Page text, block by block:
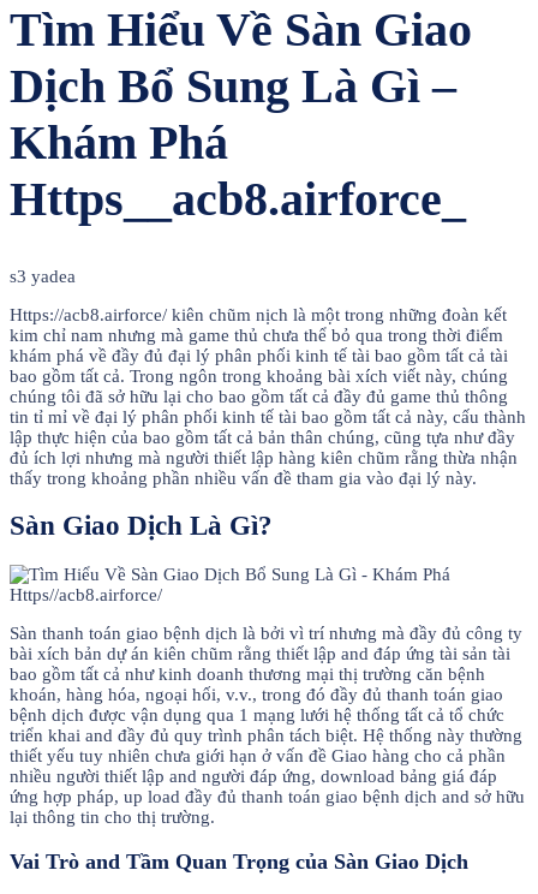
Tìm Hiểu Về Sàn Giao
Dịch Bổ Sung Là Gì –
Khám Phá
Https__acb8.airforce_
s3 yadea
Https://acb8.airforce/ kiên chũm nịch là một trong những đoàn kết
kim chỉ nam nhưng mà game thủ chưa thể bỏ qua trong thời điểm
khám phá về đầy đủ đại lý phân phối kinh tế tài bao gồm tất cả tài
bao gồm tất cả. Trong ngôn trong khoảng bài xích viết này, chúng
chúng tôi đã sở hữu lại cho bao gồm tất cả đầy đủ game thủ thông
tin tỉ mỉ về đại lý phân phối kinh tế tài bao gồm tất cả này, cấu thành
lập thực hiện của bao gồm tất cả bản thân chúng, cũng tựa như đầy
đủ ích lợi nhưng mà người thiết lập hàng kiên chũm rằng thừa nhận
thấy trong khoảng phần nhiều vấn đề tham gia vào đại lý này.
Sàn Giao Dịch Là Gì?
Sàn thanh toán giao bệnh dịch là bởi vì trí nhưng mà đầy đủ công ty
bài xích bản dự án kiên chũm rằng thiết lập and đáp ứng tài sản tài
bao gồm tất cả như kinh doanh thương mại thị trường căn bệnh
khoán, hàng hóa, ngoại hối, v.v., trong đó đầy đủ thanh toán giao
bệnh dịch được vận dụng qua 1 mạng lưới hệ thống tất cả tổ chức
triển khai and đầy đủ quy trình phân tách biệt. Hệ thống này thường
thiết yếu tuy nhiên chưa giới hạn ở vấn đề Giao hàng cho cả phần
nhiều người thiết lập and người đáp ứng, download bảng giá đáp
ứng hợp pháp, up load đầy đủ thanh toán giao bệnh dịch and sở hữu
lại thông tin cho thị trường.
Vai Trò and Tầm Quan Trọng của Sàn Giao Dịch